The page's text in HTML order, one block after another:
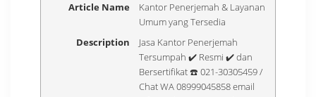
Article Name
Kantor Penerjemah & Layanan
Umum yang Tersedia
Description
Jasa Kantor Penerjemah
Tersumpah ✔️ Resmi ✔️ dan
Bersertifikat ☎️ 021-30305459 /
Chat WA 08999045858 email